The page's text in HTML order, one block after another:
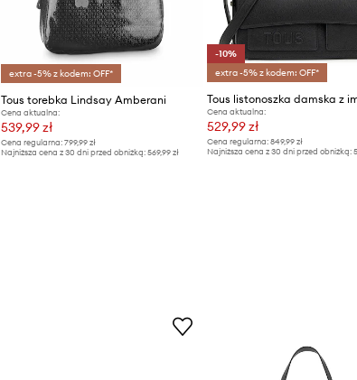
extra -5% z kodem: OFF*
Tous torebka Lindsay Amberani
Cena aktualna:
539,99 zł
Cena regularna: 799,99 zł
Najniższa cena z 30 dni przed obniżką: 569,99 zł
-10%
extra -5% z kodem: OFF*
Cena aktualna:
529,99 zł
Cena regularna: 849,99 zł
Najniższa cena z 30 dni przed obniżką: